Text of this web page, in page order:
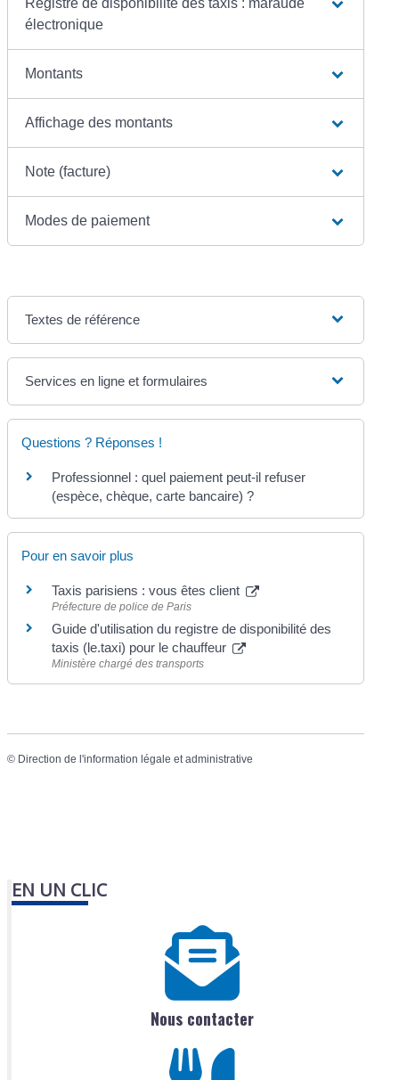
électronique
Montants
Affichage des montants
Note (facture)
Modes de paiement
Textes de référence
Services en ligne et formulaires
Questions ? Réponses !
Professionnel : quel paiement peut-il refuser
(espèce, chèque, carte bancaire) ?
Pour en savoir plus
Taxis parisiens : vous êtes client
Préfecture de police de Paris
Guide d'utilisation du registre de disponibilité des
taxis (le.taxi) pour le chauffeur
Ministère chargé des transports
© Direction de l'information légale et administrative
EN UN CLIC
Nous contacter